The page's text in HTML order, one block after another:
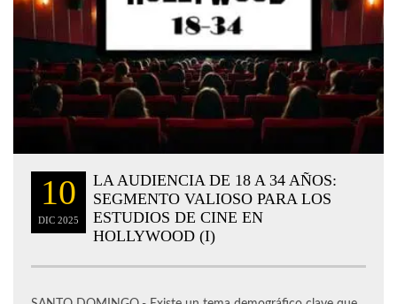
10
DIC 2025
LA AUDIENCIA DE 18 A 34 AÑOS:
SEGMENTO VALIOSO PARA LOS
ESTUDIOS DE CINE EN
HOLLYWOOD (I)